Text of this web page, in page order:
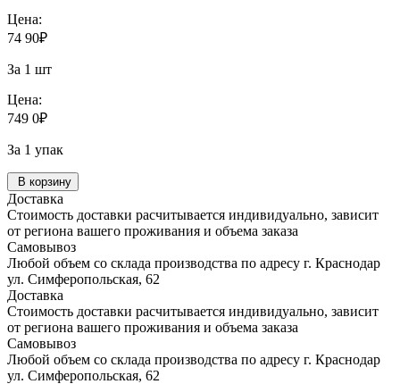
Цена:
74 90₽
За 1 шт
Цена:
749 0₽
За 1 упак
В корзину
Доставка
Стоимость доставки расчитывается индивидуально, зависит
от региона вашего проживания и объема заказа
Самовывоз
Любой объем со склада производства по адресу г. Краснодар
ул. Симферопольская, 62
Доставка
Стоимость доставки расчитывается индивидуально, зависит
от региона вашего проживания и объема заказа
Самовывоз
Любой объем со склада производства по адресу г. Краснодар
ул. Симферопольская, 62